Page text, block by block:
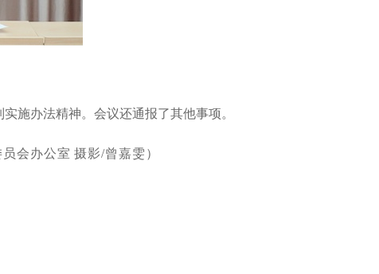
施办法精神。会议还通报了其他事项。
会办公室 摄影/曾嘉雯 ）